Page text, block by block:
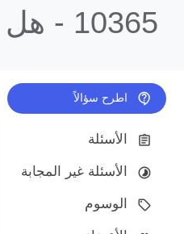
10365 - هل
اطرح سؤالاً
الأسئلة
الأسئلة غير المجابة
الوسوم